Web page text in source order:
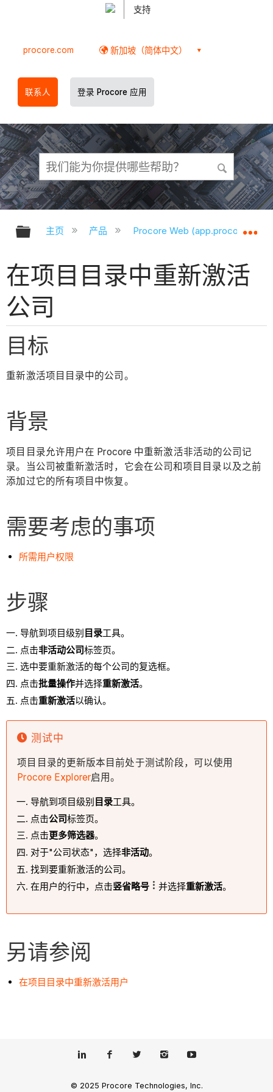
支持
procore.com 新加坡（简体中文）
联系人 登录 Procore 应用
扩展/隐缩全局层次
主页 产品 Procore Web
在项目目录中重新激活
公司
目标
重新激活项目目录中的公司。
背景
项目目录允许用户在 Procore 中重新激活非活动的公司记
录。当公司被重新激活时，它会在公司和项目目录以及之前
添加过它的所有项目中恢复。
需要考虑的事项
所需用户权限
步骤
导航到项目级别目录工具。
点击非活动公司标签页。
选中要重新激活的每个公司的复选框。
点击批量操作并选择重新激活。
点击重新激活以确认。
测试中
项目目录的更新版本目前处于测试阶段，可以使用
Procore Explorer启用。
导航到项目级别目录工具。
点击公司标签页。
点击更多筛选器。
对于"公司状态"，选择非活动。
找到要重新激活的公司。
在用户的行中，点击竖省略号 并选择重新激活。
另请参阅
在项目目录中重新激活用户
© 2025 Procore Technologies, Inc.